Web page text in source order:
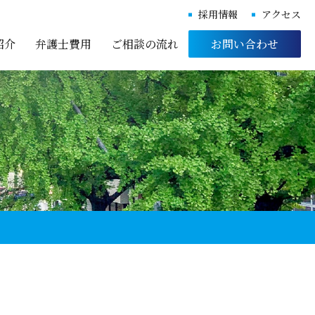
介 弁護士費用 ご相談の流れ
採用情報 アクセス
お問い合わせ